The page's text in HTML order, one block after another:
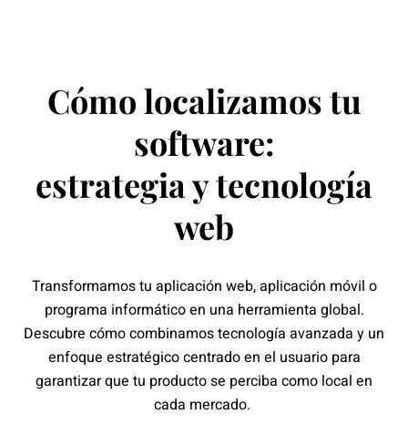
Cómo localizamos tu
software:
estrategia y tecnología
web
Transformamos tu aplicación web, aplicación móvil o
programa informático en una herramienta global.
Descubre cómo combinamos tecnología avanzada y un
enfoque estratégico centrado en el usuario para
garantizar que tu producto se perciba como local en
cada mercado.